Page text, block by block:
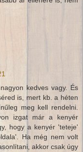
kedves vagy. És
is, mert kb. a héten
meg kell rendelni.
izgat már a kenyér
hogy a kenyér 'teteje'
Ha még nem volt
akkor csak úgy